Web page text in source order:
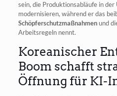
sein, die Pro­duk­ti­ons­ab­läu­fe in
moder­ni­sie­ren, wäh­rend er das
Schöp­fer­schutz­maß­nah­menund
Arbeits­re­geln nennt.
Koreanischer
Boom schafft
Öffnung für KI-